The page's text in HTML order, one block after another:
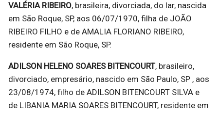
VALÉRIA RIBEIRO, brasileira, divorciada, do lar, nascida
em São Roque, SP, aos 06/07/1970, filha de JOÃO
RIBEIRO FILHO e de AMALIA FLORIANO RIBEIRO,
residente em São Roque, SP.
ADILSON HELENO SOARES BITENCOURT, brasileiro,
divorciado, empresário, nascido em São Paulo, SP , aos
23/08/1974, filho de ADILSON BITENCOURT SILVA e
de LIBANIA MARIA SOARES BITENCOURT, residente em